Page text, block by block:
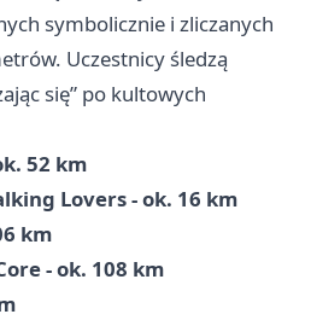
symbolicznie i zliczanych
Uczestnicy śledzą
się” po kultowych
52 km
Lovers - ok. 16 km
km
- ok. 108 km